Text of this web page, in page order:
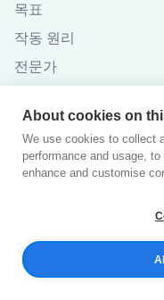
목표
작동 원리
전문가
지식 기반
자주 묻는 질문
About cookies on
We use cookies to collect
performance and usage,
enhance and customise